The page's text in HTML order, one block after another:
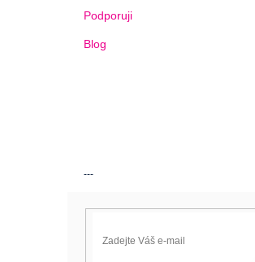
Podporuji
Blog
---